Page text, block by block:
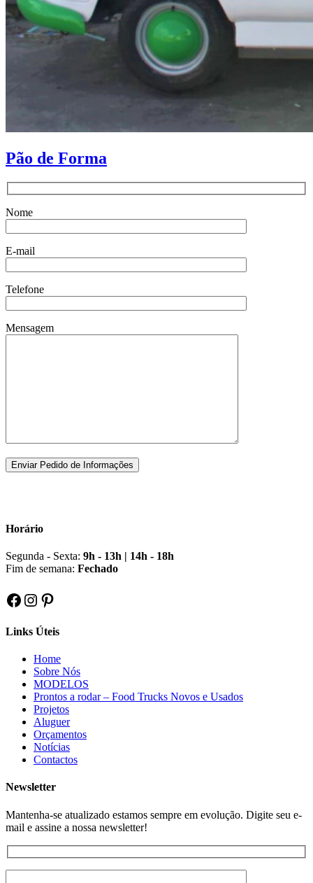
Pão de Forma
Nome
E-mail
Telefone
Mensagem
Horário
Segunda - Sexta: 9h - 13h | 14h - 18h
Fim de semana: Fechado
Facebook
Instagram
Pinterest
Links Úteis
Home
Sobre Nós
MODELOS
Prontos a rodar – Food Trucks Novos e Usados
Projetos
Aluguer
Orçamentos
Notícias
Contactos
Newsletter
Mantenha-se atualizado estamos sempre em evolução. Digite seu e-
mail e assine a nossa newsletter!